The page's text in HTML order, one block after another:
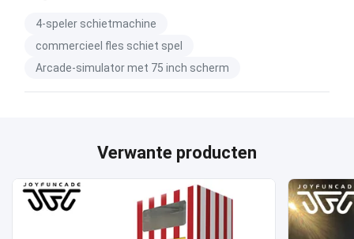
4-speler schietmachine
commercieel fles schiet spel
Arcade-simulator met 75 inch scherm
Verwante producten